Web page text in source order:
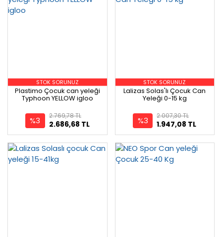
STOK SORUNUZ
Plastimo Çocuk can yeleği
Typhoon YELLOW igloo
%3 2.686,68 TL
2.769,78 TL
STOK SORUNUZ
Lalizas Solas'lı Çocuk Can
Yeleği 0-15 kg
%3 1.947,08 TL
2.007,30 TL